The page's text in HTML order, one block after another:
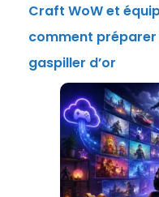
Craft WoW et
comment
gaspiller d’or